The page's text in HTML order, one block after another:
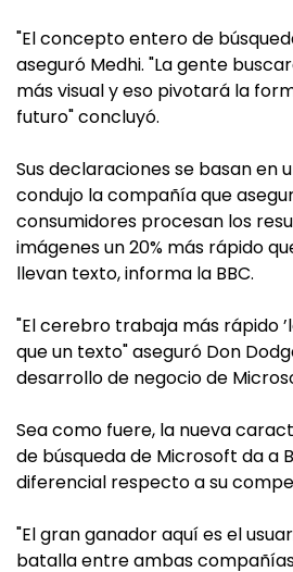
"El concepto entero de
aseguró Medhi. "La gente
más visual y eso pivotará la
futuro" concluyó.
Sus declaraciones se basan en
condujo la compañía que
consumidores procesan los
imágenes un 20% más rápido
llevan texto, informa la BBC.
"El cerebro trabaja más rápido
que un texto" aseguró Don
desarrollo de negocio de
Sea como fuere, la nueva
de búsqueda de Microsoft da a
diferencial respecto a su
"El gran ganador aquí es el
batalla entre ambas